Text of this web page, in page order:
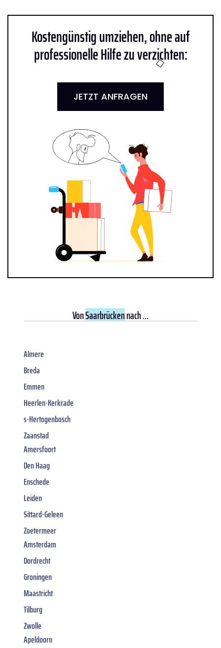
Kostengünstig umziehen, ohne auf
professionelle Hilfe zu verzichten:
JETZT ANFRAGEN
VonSaarbrückennach ...
Almere
Breda
Emmen
Heerlen-Kerkrade
s-Hertogenbosch
Zaanstad
Amersfoort
Den Haag
Enschede
Leiden
Sittard-Geleen
Zoetermeer
Amsterdam
Dordrecht
Groningen
Maastricht
Tilburg
Zwolle
Apeldoorn